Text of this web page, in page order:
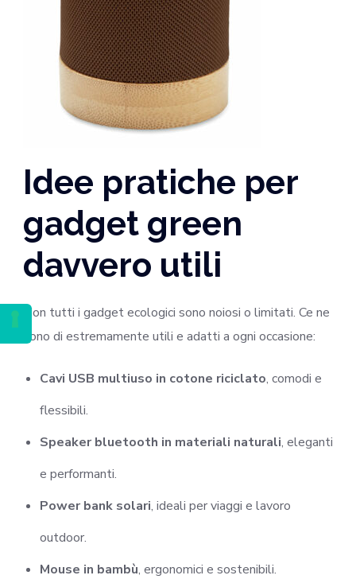
Idee pratiche per
gadget green
davvero utili
Non tutti i gadget ecologici sono noiosi o limitati. Ce ne
sono di estremamente utili e adatti a ogni occasione:
Cavi USB multiuso in cotone riciclato, comodi e
flessibili.
Speaker bluetooth in materiali naturali, eleganti
e performanti.
Power bank solari, ideali per viaggi e lavoro
outdoor.
Mouse in bambù, ergonomici e sostenibili.